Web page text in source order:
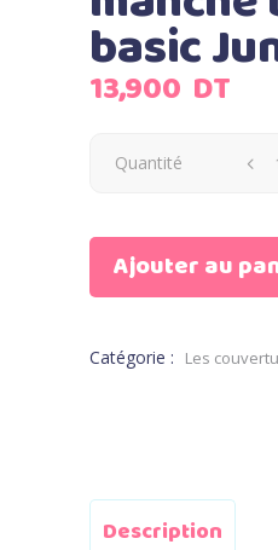
basic
13,900 DT
Quantité
Ajouter au
Catégorie : Les
Description